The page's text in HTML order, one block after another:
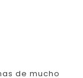
de mucho